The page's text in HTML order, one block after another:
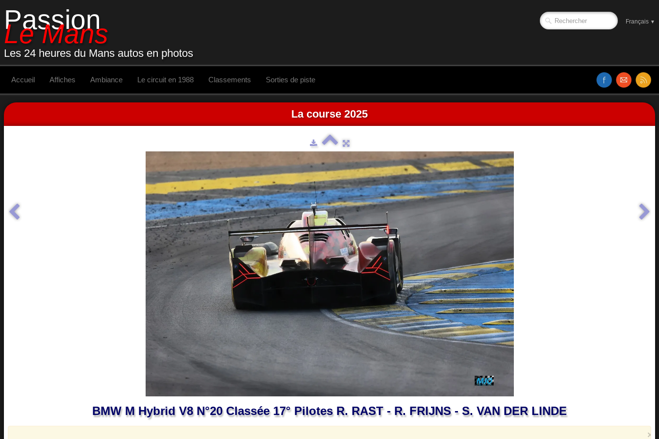
Passion
Le Mans
Les 24 heures du Mans autos en photos
Français ▼
Accueil Affiches Ambiance Le circuit en 1988 Classements Sorties de piste
La course 2025
BMW M Hybrid V8 N°20 Classée 17° Pilotes R. RAST - R. FRIJNS - S. VAN DER LINDE
×